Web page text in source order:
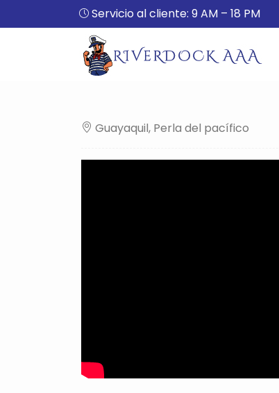
Servicio al cliente: 9 AM – 18 PM
Guayaquil, Perla del pacífico